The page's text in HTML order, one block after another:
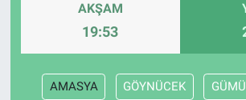
AKŞAM
19:53
AMASYA GÖYNÜCEK